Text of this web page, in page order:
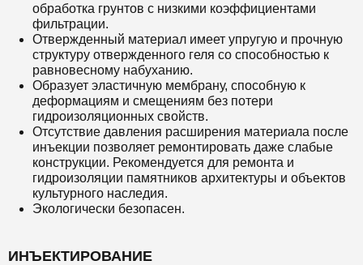
обработка грунтов с низкими коэффициентами
фильтрации.
Отвержденный материал имеет упругую и прочную
структуру отвержденного геля со способностью к
равновесному набуханию.
Образует эластичную мембрану, способную к
деформациям и смещениям без потери
гидроизоляционных свойств.
Отсутствие давления расширения материала после
инъекции позволяет ремонтировать даже слабые
конструкции. Рекомендуется для ремонта и
гидроизоляции памятников архитектуры и объектов
культурного наследия.
Экологически безопасен.
ИНЪЕКТИРОВАНИЕ